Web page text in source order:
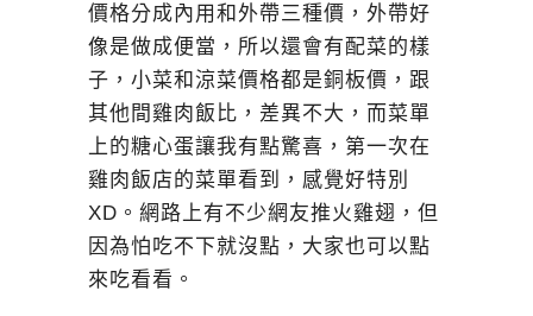
價格分成內用和外帶三種價，外帶好
像是做成便當，所以還會有配菜的樣
子，小菜和涼菜價格都是銅板價，跟
其他間雞肉飯比，差異不大，而菜單
上的糖心蛋讓我有點驚喜，第一次在
雞肉飯店的菜單看到，感覺好特別
XD。網路上有不少網友推火雞翅，但
因為怕吃不下就沒點，大家也可以點
來吃看看。